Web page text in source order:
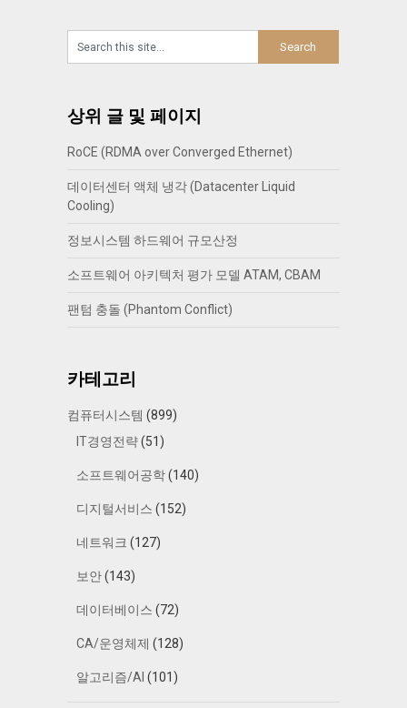
상위 글 및 페이지
RoCE (RDMA over Converged Ethernet)
데이터센터 액체 냉각 (Datacenter Liquid
Cooling)
정보시스템 하드웨어 규모산정
소프트웨어 아키텍처 평가 모델 ATAM, CBAM
팬텀 충돌 (Phantom Conflict)
카테고리
컴퓨터시스템 (899)
IT경영전략(51)
소프트웨어공학(140)
디지털서비스 (152)
네트워크 (127)
보안(143)
데이터베이스 (72)
CA/운영체제 (128)
알고리즘/AI (101)